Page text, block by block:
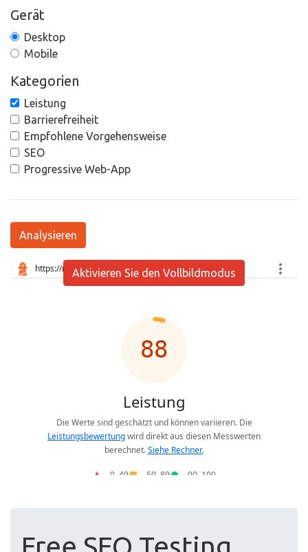
Gerät
Desktop
Mobile
Kategorien
Leistung
Barrierefreiheit
Empfohlene Vorgehensweise
SEO
Progressive Web-App
Analysieren
Aktivieren Sie den Vollbildmodus
Free SEO Testing